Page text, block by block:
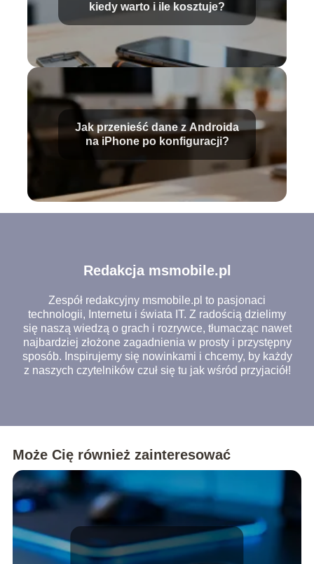
kiedy warto i ile kosztuje?
Jak przenieść dane z Androida
na iPhone po konfiguracji?
Redakcja msmobile.pl
Zespół redakcyjny msmobile.pl to pasjonaci
technologii, Internetu i świata IT. Z radością dzielimy
się naszą wiedzą o grach i rozrywce, tłumacząc nawet
najbardziej złożone zagadnienia w prosty i przystępny
sposób. Inspirujemy się nowinkami i chcemy, by każdy
z naszych czytelników czuł się tu jak wśród przyjaciół!
Może Cię również zainteresować